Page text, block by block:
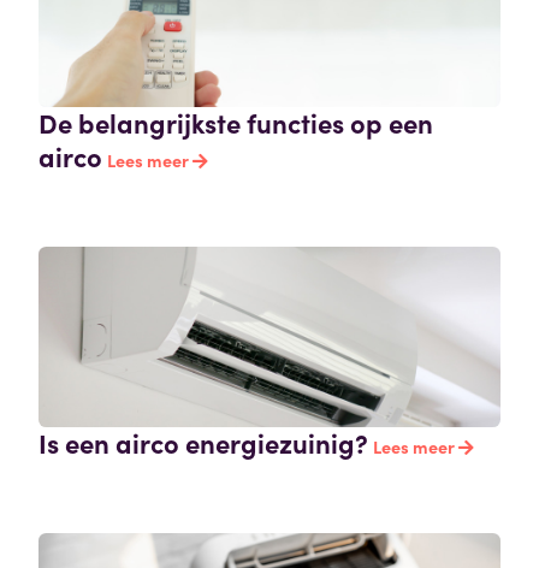
De belangrijkste functies op een
airco Lees meer
Is een airco energiezuinig? Lees meer